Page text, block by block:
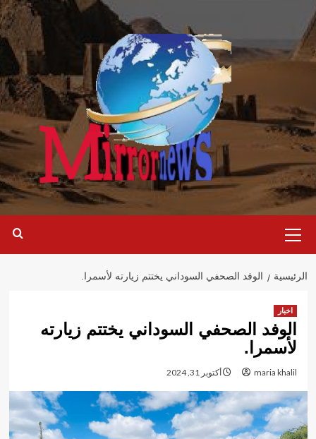
تخطي
إلى
المحتوى
الرئيسية
الرئيسية الوفد الصحفي السوداني يختتم زيارته لأسمرا.
اخبار
الوفد الصحفي السوداني يختتم زيارته
لأسمرا.
maria khalil أكتوبر 31, 2024